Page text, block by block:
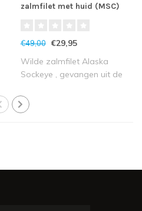
zalmfilet met huid (MSC)
€49,00 €29,95
Wilde zalmfilet Alaska
Sockeye , gevangen uit de